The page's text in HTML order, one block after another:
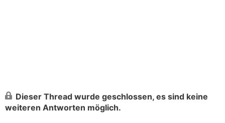
Dieser Thread wurde geschlossen, es sind keine
weiteren Antworten möglich.